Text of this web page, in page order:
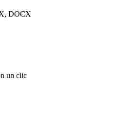
DOCX
un clic